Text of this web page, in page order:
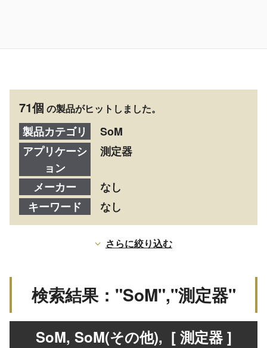
71個 の製品がヒットしました。
製品カテゴリ
SoM
アプリケーシ
ョン
測定器
メーカー
なし
キーワード
なし
さらに絞り込む
検索結果："SoM","測定器"
SoM, SoM(その他), [ 測定器 ]